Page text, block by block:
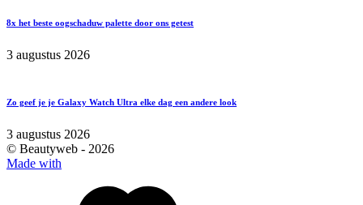
8x het beste oogschaduw palette door ons getest
3 augustus 2026
Zo geef je je Galaxy Watch Ultra elke dag een andere look
3 augustus 2026
© Beautyweb - 2026
Made with